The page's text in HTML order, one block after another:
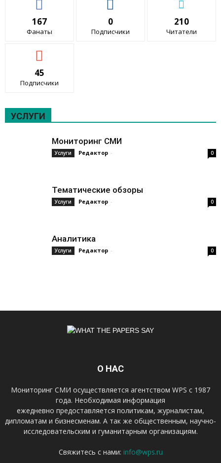
167
Фанаты
0
Подписчики
210
Читатели
45
Подписчики
УСЛУГИ
Мониторинг СМИ
Услуги Редактор - 0
Тематические обзоры
Услуги Редактор - 0
Аналитика
Услуги Редактор - 0
О НАС
Мониторинг СМИ осуществляется агентством WPS с 1987
года. Необходимая информация
ежедневно предоставляется политикам, журналистам,
дипломатам и бизнесменам. А так же общественным, научно-
исследовательским и гуманитарным организациям.
Свяжитесь с нами: info@wps.ru